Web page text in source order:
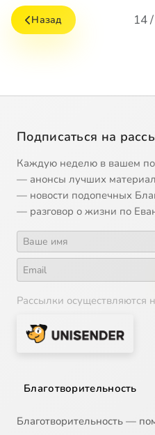
Назад 14
Подписаться на
Каждую неделю в вашем
— анонсы лучших
— новости подопечных
— разговор о жизни по
Рассылки осуществляются
Благотворительность
Благотворительность —